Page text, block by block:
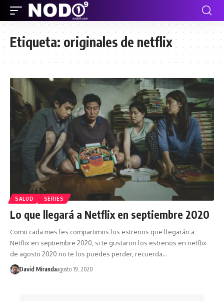
Etiqueta:originales de netflix
SALUD SERIES
Lo que llegará a Netflix en septiembre 2020
Como cada mes les compartimos los estrenos que llegarán a
Netflix en septiembre 2020, si te gustaron los estrenos en netflix
de agosto 2020 no te los puedes perder, recuerda…
David Mirandaagosto 19, 2020